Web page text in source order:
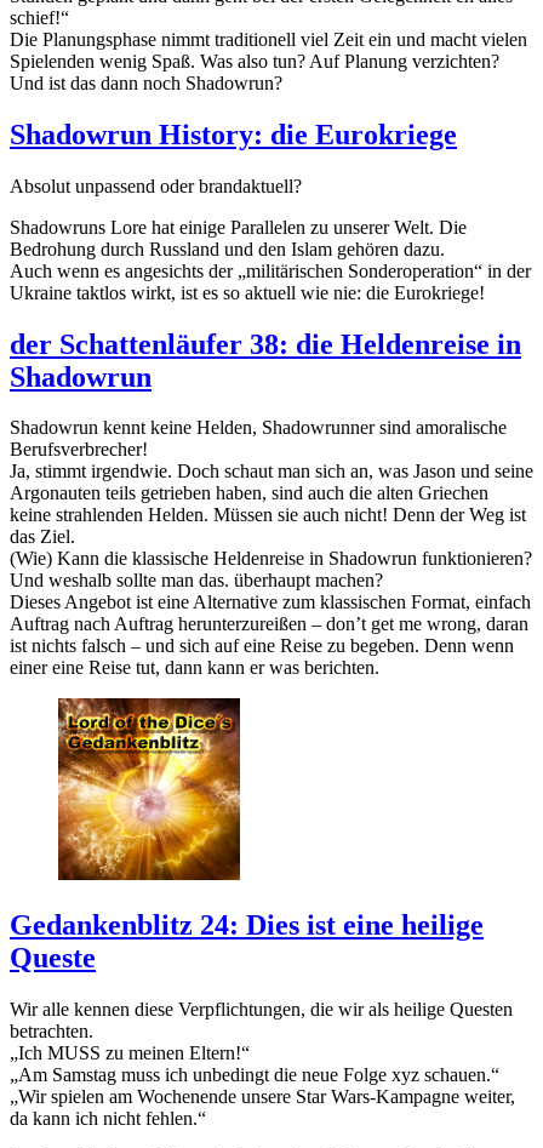
schief!“
Die Planungsphase nimmt traditionell viel Zeit ein und macht vielen
Spielenden wenig Spaß. Was also tun? Auf Planung verzichten?
Und ist das dann noch Shadowrun?
Shadowrun History: die Eurokriege
Absolut unpassend oder brandaktuell?
Shadowruns Lore hat einige Parallelen zu unserer Welt. Die
Bedrohung durch Russland und den Islam gehören dazu.
Auch wenn es angesichts der „militärischen Sonderoperation“ in der
Ukraine taktlos wirkt, ist es so aktuell wie nie: die Eurokriege!
der Schattenläufer 38: die Heldenreise in
Shadowrun
Shadowrun kennt keine Helden, Shadowrunner sind amoralische
Berufsverbrecher!
Ja, stimmt irgendwie. Doch schaut man sich an, was Jason und seine
Argonauten teils getrieben haben, sind auch die alten Griechen
keine strahlenden Helden. Müssen sie auch nicht! Denn der Weg ist
das Ziel.
(Wie) Kann die klassische Heldenreise in Shadowrun funktionieren?
Und weshalb sollte man das. überhaupt machen?
Dieses Angebot ist eine Alternative zum klassischen Format, einfach
Auftrag nach Auftrag herunterzureißen – don’t get me wrong, daran
ist nichts falsch – und sich auf eine Reise zu begeben. Denn wenn
einer eine Reise tut, dann kann er was berichten.
Gedankenblitz 24: Dies ist eine heilige
Queste
Wir alle kennen diese Verpflichtungen, die wir als heilige Questen
betrachten.
„Ich MUSS zu meinen Eltern!“
„Am Samstag muss ich unbedingt die neue Folge xyz schauen.“
„Wir spielen am Wochenende unsere Star Wars-Kampagne weiter,
da kann ich nicht fehlen.“